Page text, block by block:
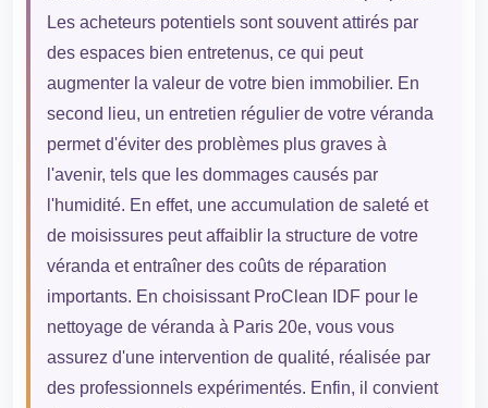
Les acheteurs potentiels sont souvent attirés par
des espaces bien entretenus, ce qui peut
augmenter la valeur de votre bien immobilier. En
second lieu, un entretien régulier de votre véranda
permet d'éviter des problèmes plus graves à
l'avenir, tels que les dommages causés par
l'humidité. En effet, une accumulation de saleté et
de moisissures peut affaiblir la structure de votre
véranda et entraîner des coûts de réparation
importants. En choisissant ProClean IDF pour le
nettoyage de véranda à Paris 20e, vous vous
assurez d'une intervention de qualité, réalisée par
des professionnels expérimentés. Enfin, il convient